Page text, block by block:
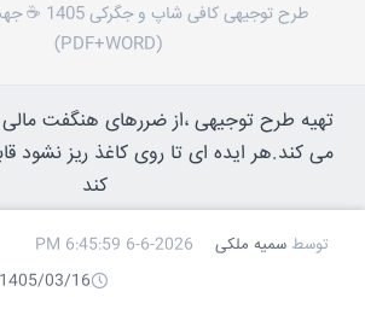
طرح توجیهی
(PDF+WORD)
تهیه طرح توجیهی ،از ضررهای هنگفت مالی
می کند.هر ایده ای تا روی کاغذ ریز نشود
کند
توسط سمیه ملکی
6-6-2026 6:45:59 PM
1405/03/16